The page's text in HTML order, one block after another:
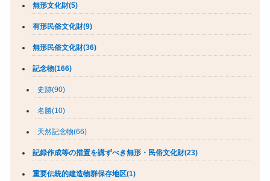
無形文化財(5)
有形民俗文化財(9)
無形民俗文化財(36)
記念物(166)
史跡(90)
名勝(10)
天然記念物(66)
記録作成等の措置を講ずべき無形・民俗文化財(23)
重要伝統的建造物群保存地区(1)